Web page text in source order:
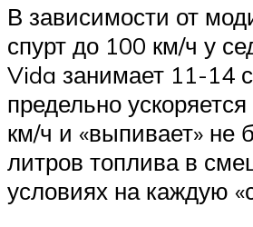
В зависимости от
спурт до 100 км/ч у
Vida занимает 11-14
предельно
км/ч и «выпивает» не
литров топлива в
условиях на каждую